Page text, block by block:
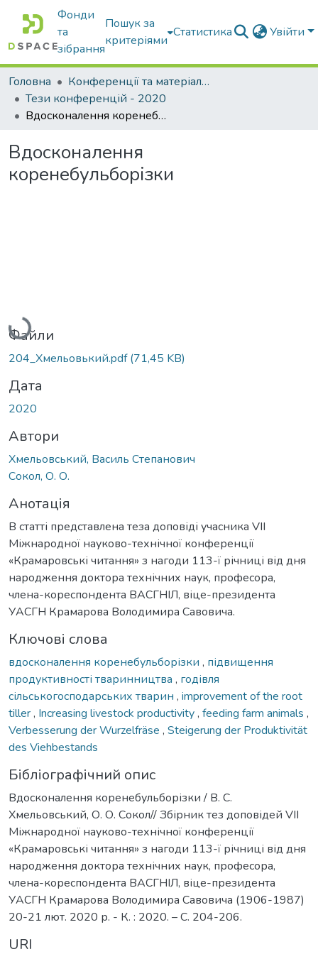
Фонди
та
зібрання
Пошук за
критеріями
Статистика Увійти
Головна
Конференції та матеріали конференцій
Тези конференцій - 2020
Вдосконалення коренебульборізки
Вдосконалення
коренебульборізки
Вантажиться...
Файли
204_Хмельовький.pdf(71,45 KB)
Дата
2020
Автори
Хмельовський, Василь Степанович
Сокол, О. О.
Анотація
В статті представлена теза доповіді учасника VIІ
Міжнародної науково-технічної конференції
«Крамаровські читання» з нагоди 113-ї річниці від дня
народження доктора технічних наук, професора,
члена-кореспондента ВАСГНІЛ, віце-президента
УАСГН Крамарова Володимира Савовича.
Ключові слова
вдосконалення коренебульборізки , підвищення
продуктивності тваринництва , годівля
сільськогосподарських тварин , improvement of the root
tiller, Increasing livestock productivity, feeding farm animals ,
Verbesserung der Wurzelfräse , Steigerung der Produktivität
des Viehbestands
Бібліографічний опис
Вдосконалення коренебульборізки / В. С.
Хмельовський, О. О. Сокол// Збірник тез доповідей VIІ
Міжнародної науково-технічної конференції
«Крамаровські читання» з нагоди 113-ї річниці від дня
народження доктора технічних наук, професора,
члена-кореспондента ВАСГНІЛ, віце-президента
УАСГН Крамарова Володимира Савовича (1906-1987)
20-21 лют. 2020 р. - К. : 2020. – С. 204-206.
URI